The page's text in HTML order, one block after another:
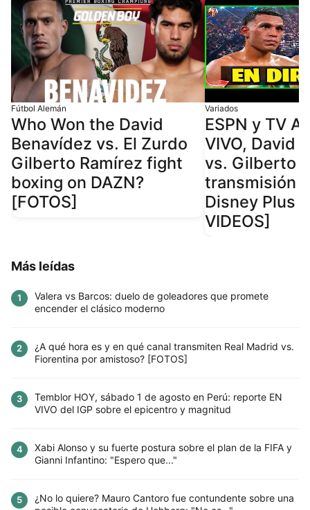
Fútbol Alemán
Who Won the David
Benavídez vs. El Zurdo
Gilberto Ramírez fight
boxing on DAZN?
[FOTOS]
Variados
ESPN y TV
VIVO, David
vs. Gilberto
transmisión
Disney Plus
VIDEOS]
Más leídas
1
Valera vs Barcos: duelo de goleadores que promete
encender el clásico moderno
2
¿A qué hora es y en qué canal transmiten Real Madrid vs.
Fiorentina por amistoso? [FOTOS]
3
Temblor HOY, sábado 1 de agosto en Perú: reporte EN
VIVO del IGP sobre el epicentro y magnitud
4
Xabi Alonso y su fuerte postura sobre el plan de la FIFA y
Gianni Infantino: "Espero que..."
5
¿No lo quiere? Mauro Cantoro fue contundente sobre una